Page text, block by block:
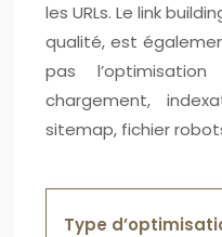
les URLs. Le link
qualité, est
pas
chargement,
sitemap, fichier
Type